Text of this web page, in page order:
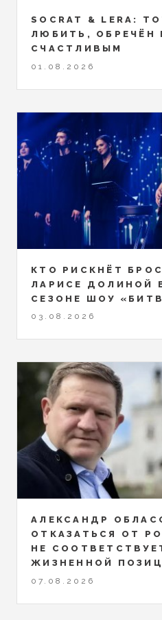
SOCRAT & LERA:
ЛЮБИТЬ, ОБРЕЧЁН
СЧАСТЛИВЫМ
01.08.2026
КТО РИСКНЁТ
ЛАРИСЕ ДОЛИНОЙ
СЕЗОНЕ ШОУ
03.08.2026
АЛЕКСАНДР
ОТКАЗАТЬСЯ ОТ
НЕ
ЖИЗНЕННОЙ
07.08.2026